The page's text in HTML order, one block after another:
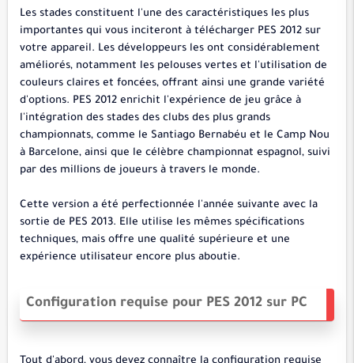
Les stades constituent l'une des caractéristiques les plus
importantes qui vous inciteront à télécharger PES 2012 sur
votre appareil. Les développeurs les ont considérablement
améliorés, notamment les pelouses vertes et l'utilisation de
couleurs claires et foncées, offrant ainsi une grande variété
d'options. PES 2012 enrichit l'expérience de jeu grâce à
l'intégration des stades des clubs des plus grands
championnats, comme le Santiago Bernabéu et le Camp Nou
à Barcelone, ainsi que le célèbre championnat espagnol, suivi
par des millions de joueurs à travers le monde.
Cette version a été perfectionnée l'année suivante avec la
sortie de PES 2013. Elle utilise les mêmes spécifications
techniques, mais offre une qualité supérieure et une
expérience utilisateur encore plus aboutie.
Configuration requise pour PES 2012 sur PC